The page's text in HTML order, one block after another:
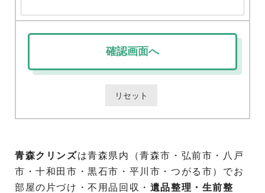
青森クリンズは青森県内（青森市・弘前市・八戸
市・十和田市・黒石市・平川市・つがる市）でお
部屋の片づけ・不用品回収・ 遺品整理・生前整